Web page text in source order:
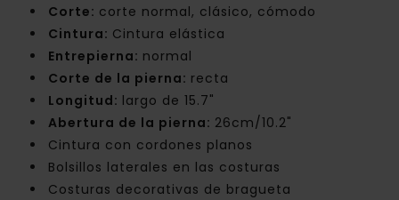
Corte: corte normal, clásico, cómodo
Cintura: Cintura elástica
Entrepierna: normal
Corte de la pierna: recta
Longitud: largo de 15.7"
Abertura de la pierna: 26cm/10.2"
Cintura con cordones planos
Bolsillos laterales en las costuras
Costuras decorativas de bragueta